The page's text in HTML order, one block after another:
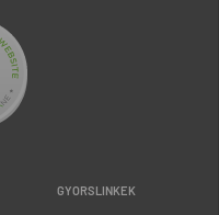
GYORSLINKEK